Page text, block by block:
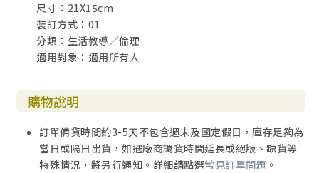
尺寸：21X15cm
裝訂方式：01
分類：生活教導／倫理
適用對象：適用所有人
購物說明
訂單備貨時間約3-5天不包含週末及國定假日，庫存足夠為
當日或隔日出貨，如遇廠商調貨時間延長或絕版、缺貨等
特殊情況，將另行通知。詳細請點選常見訂單問題 。